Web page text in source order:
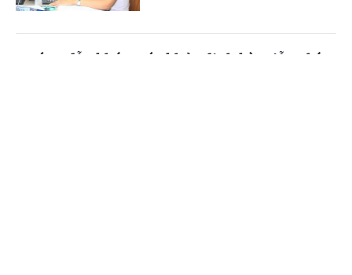
Hướng dẫn khám sức khỏe định kỳ miễn phí